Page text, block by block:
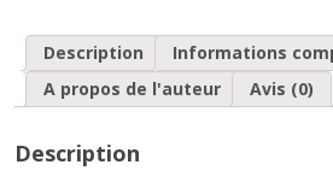
Description
Informations
A propos de l'auteur
Avis (0)
Description